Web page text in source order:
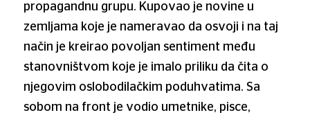
propagandnu grupu. Kupovao je novine u
zemljama koje je nameravao da osvoji i na taj
način je kreirao povoljan sentiment među
stanovništvom koje je imalo priliku da čita o
njegovim oslobodilačkim poduhvatima. Sa
sobom na front je vodio umetnike, pisce,